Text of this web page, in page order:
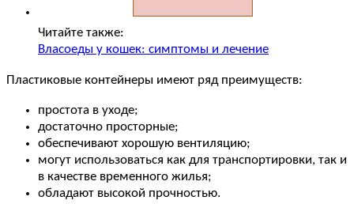
Читайте также:
Власоеды у кошек: симптомы и лечение
Пластиковые контейнеры имеют ряд преимуществ:
простота в уходе;
достаточно просторные;
обеспечивают хорошую вентиляцию;
могут использоваться как для транспортировки, так и
в качестве временного жилья;
обладают высокой прочностью.